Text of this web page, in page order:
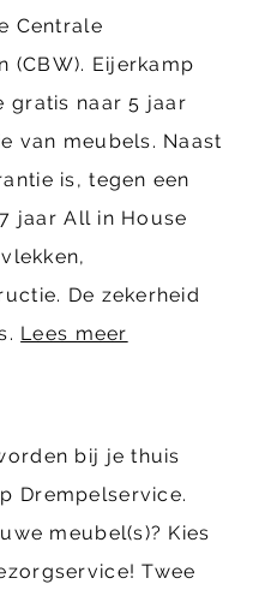
Centrale
(CBW). Eijerkamp
gratis naar 5 jaar
van meubels. Naast
is, tegen een
jaar All in House
De zekerheid
Lees meer
bij je thuis
Drempelservice.
meubel(s)? Kies
Twee